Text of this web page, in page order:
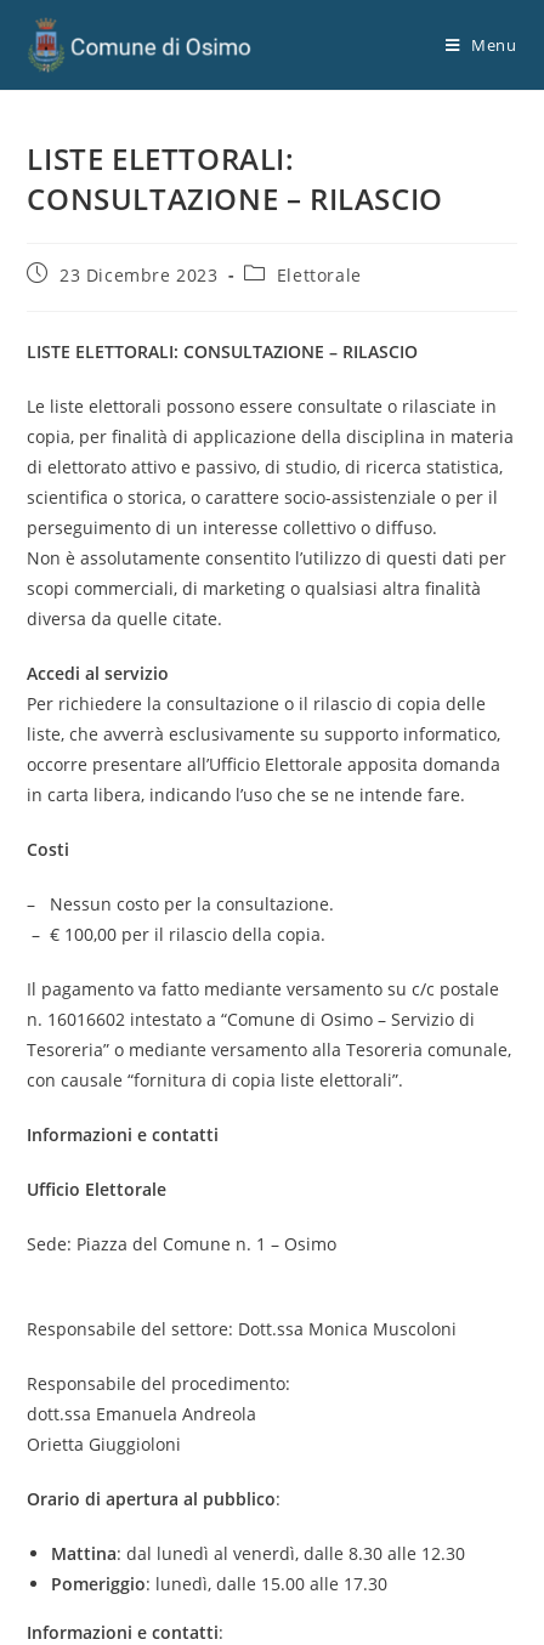
Menu
LISTE ELETTORALI:
CONSULTAZIONE – RILASCIO
23 Dicembre 2023 Elettorale
LISTE ELETTORALI: CONSULTAZIONE – RILASCIO
Le liste elettorali possono essere consultate o rilasciate in
copia, per finalità di applicazione della disciplina in materia
di elettorato attivo e passivo, di studio, di ricerca statistica,
scientifica o storica, o carattere socio-assistenziale o per il
perseguimento di un interesse collettivo o diffuso.
Non è assolutamente consentito l’utilizzo di questi dati per
scopi commerciali, di marketing o qualsiasi altra finalità
diversa da quelle citate.
Accedi al servizio
Per richiedere la consultazione o il rilascio di copia delle
liste, che avverrà esclusivamente su supporto informatico,
occorre presentare all’Ufficio Elettorale apposita domanda
in carta libera, indicando l’uso che se ne intende fare.
Costi
– Nessun costo per la consultazione.
– € 100,00 per il rilascio della copia.
Il pagamento va fatto mediante versamento su c/c postale
n. 16016602 intestato a “Comune di Osimo – Servizio di
Tesoreria” o mediante versamento alla Tesoreria comunale,
con causale “fornitura di copia liste elettorali”.
Informazioni e contatti
Ufficio Elettorale
Sede: Piazza del Comune n. 1 – Osimo
Responsabile del settore: Dott.ssa Monica Muscoloni
Responsabile del procedimento:
dott.ssa Emanuela Andreola
Orietta Giuggioloni
Orario di apertura al pubblico:
Mattina: dal lunedì al venerdì, dalle 8.30 alle 12.30
Pomeriggio: lunedì, dalle 15.00 alle 17.30
Informazioni e contatti: